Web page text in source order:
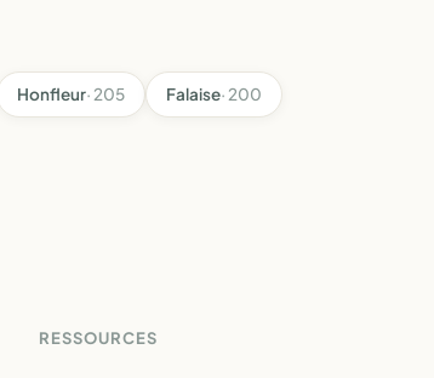
Honfleur· 205 Falaise· 200
RESSOURCES